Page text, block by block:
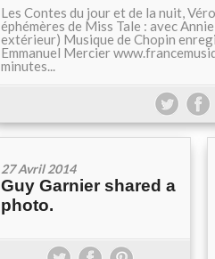
Les Contes du jour et de la nuit,
éphémères de Miss Tale : avec
extérieur) Musique de Chopin
Emmanuel Mercier
minutes...
27 Avril 2014
Guy Garnier shared a
photo.